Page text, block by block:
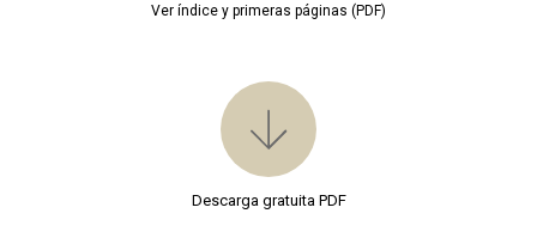
Ver índice y primeras páginas (PDF)
Descarga gratuita PDF